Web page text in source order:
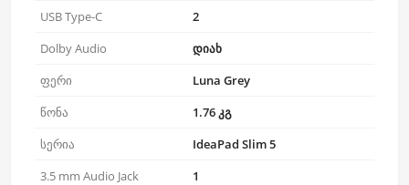
USB Type-C
2
Dolby Audio
დიახ
ფერი
Luna Grey
წონა
1.76 კგ
სერია
IdeaPad Slim 5
3.5 mm Audio Jack
1